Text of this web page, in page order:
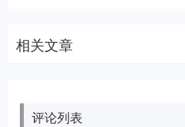
相关文章
评论列表